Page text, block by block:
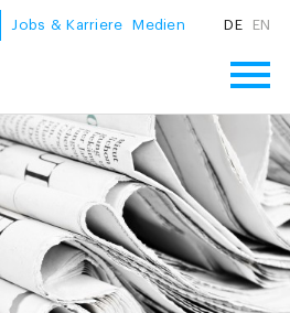
Jobs & Karriere Medien DE EN